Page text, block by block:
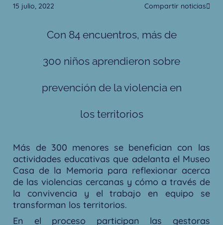
15 julio, 2022 Compartir noticias
Con 84 encuentros, más de
300 niños aprendieron sobre
prevención de la violencia en
los territorios
Más de 300 menores se benefician con las
actividades educativas que adelanta el Museo
Casa de la Memoria para reflexionar acerca
de las violencias cercanas y cómo a través de
la convivencia y el trabajo en equipo se
transforman los territorios.
En el proceso participan las gestoras